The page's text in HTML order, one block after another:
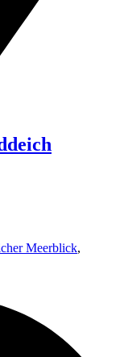
Meerblick,